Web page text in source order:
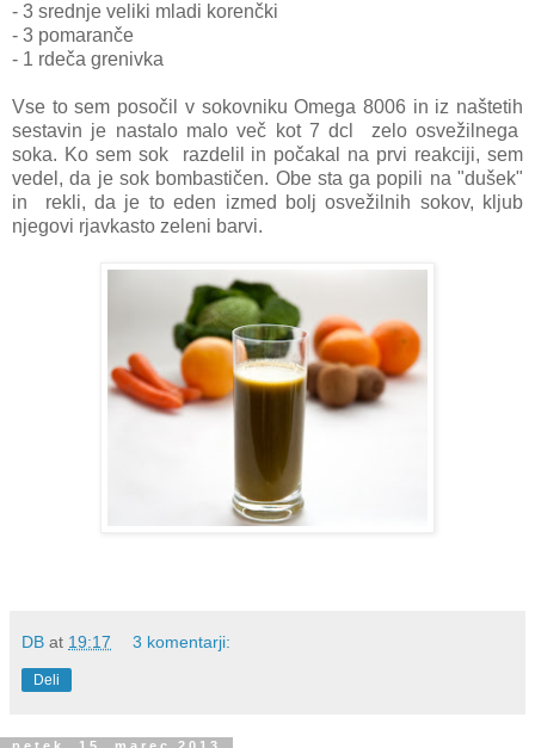
- 3 srednje veliki mladi korenčki
- 3 pomaranče
- 1 rdeča grenivka
Vse to sem posočil v sokovniku Omega 8006 in iz naštetih
sestavin je nastalo malo več kot 7 dcl zelo osvežilnega
soka. Ko sem sok razdelil in počakal na prvi reakciji, sem
vedel, da je sok bombastičen. Obe sta ga popili na "dušek"
in rekli, da je to eden izmed bolj osvežilnih sokov, kljub
njegovi rjavkasto zeleni barvi.
DB at 19:17 3 komentarji:
Deli